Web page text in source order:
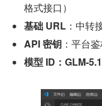
格式接口）
基础 URL ：中转
API 密钥 ：平台
模型 ID：GLM-